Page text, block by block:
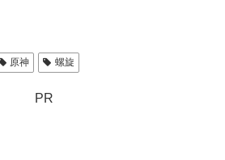
原神 螺旋
PR